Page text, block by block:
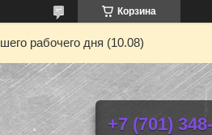
Корзина
рабочего дня (10.08)
+7 (701)